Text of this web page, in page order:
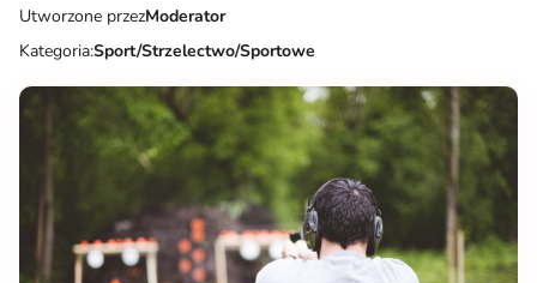
Pobierz aplikację:
Utworzone przezModerator
Kategoria:Sport/Strzelectwo/Sportowe